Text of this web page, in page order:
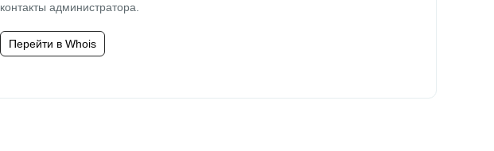
контакты администратора.
Перейти в Whois